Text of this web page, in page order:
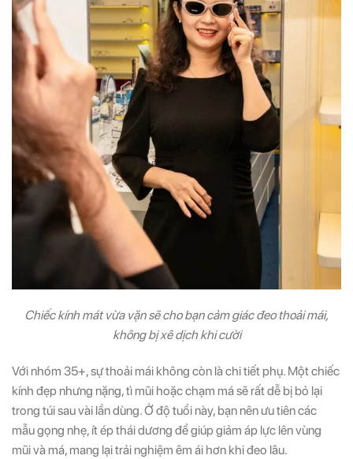
Chiếc kính mát vừa vặn sẽ cho bạn cảm giác đeo thoải mái,
không bị xê dịch khi cười
Với nhóm 35+, sự thoải mái không còn là chi tiết phụ. Một chiếc
kính đẹp nhưng nặng, tì mũi hoặc chạm má sẽ rất dễ bị bỏ lại
trong túi sau vài lần dùng. Ở độ tuổi này, bạn nên ưu tiên các
mẫu gọng nhẹ, ít ép thái dương để giúp giảm áp lực lên vùng
mũi và má, mang lại trải nghiệm êm ái hơn khi đeo lâu.